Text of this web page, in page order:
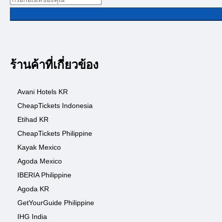
ร้านค้าที่เกี่ยวข้อง
Avani Hotels KR
CheapTickets Indonesia
Etihad KR
CheapTickets Philippine
Kayak Mexico
Agoda Mexico
IBERIA Philippine
Agoda KR
GetYourGuide Philippine
IHG India